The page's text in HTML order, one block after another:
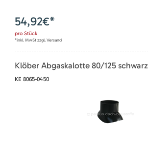
54,92€*
pro Stück
*inkl. MwSt zzgl. Versand
Klöber Abgaskalotte 80/125 schwarz
KE 8065-0450